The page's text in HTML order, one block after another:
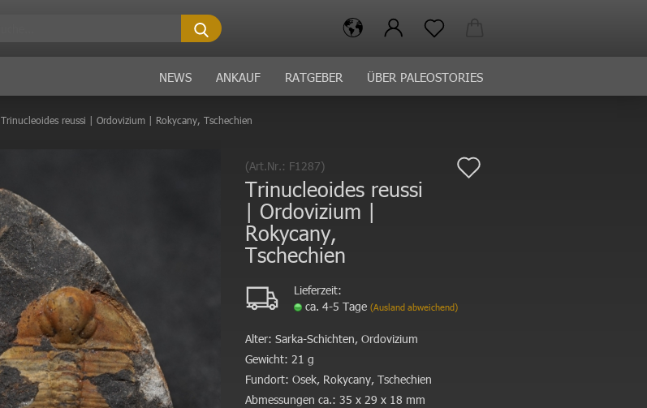
Suche...
NEWS ANKAUF RATGEBER ÜBER PALEOSTORIES
Trinucleoides reussi | Ordovizium | Rokycany, Tschechien
(Art.Nr.: F1287)
Trinucleoides reussi
| Ordovizium |
Rokycany,
Tschechien
Lieferzeit:
ca. 4-5 Tage (Ausland abweichend)
Alter: Sarka-Schichten, Ordovizium
Gewicht: 21 g
Fundort: Osek, Rokycany, Tschechien
Abmessungen ca.: 35 x 29 x 18 mm